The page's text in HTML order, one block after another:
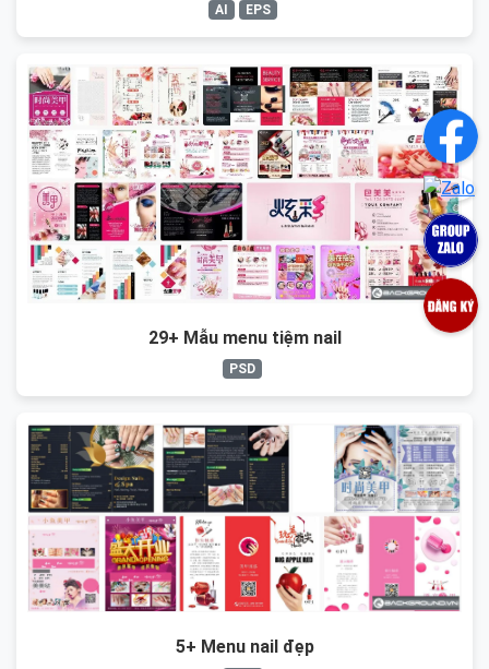
AI EPS
29+ Mẫu menu tiệm nail
PSD
5+ Menu nail đẹp